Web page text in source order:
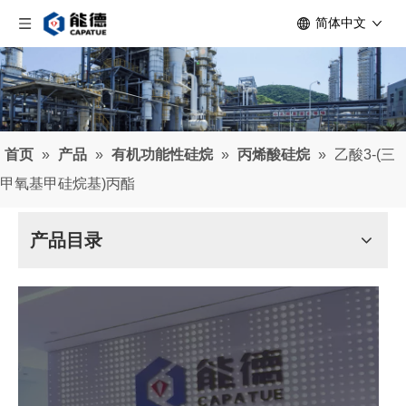
简体中文
首页 » 产品 » 有机功能性硅烷 » 丙烯酸硅烷 » 乙酸3-(三
甲氧基甲硅烷基)丙酯
产品目录